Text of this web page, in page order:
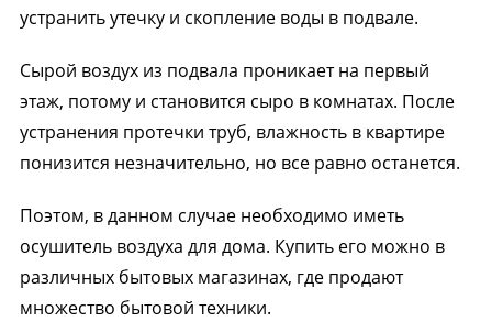
устранить утечку и скопление воды в подвале.
Сырой воздух из подвала проникает на первый
этаж, потому и становится сыро в комнатах. После
устранения протечки труб, влажность в квартире
понизится незначительно, но все равно останется.
Поэтом, в данном случае необходимо иметь
осушитель воздуха для дома. Купить его можно в
различных бытовых магазинах, где продают
множество бытовой техники.